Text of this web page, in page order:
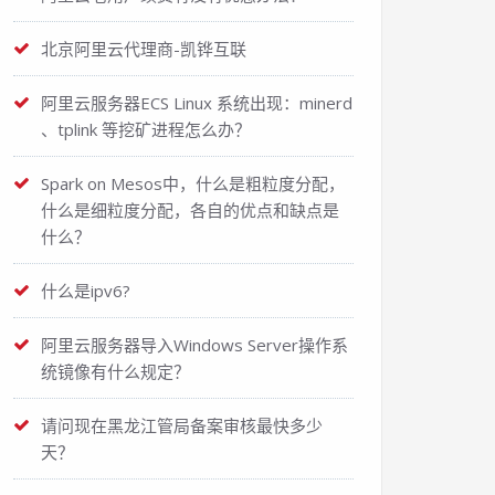
北京阿里云代理商-凯铧互联
阿里云服务器ECS Linux 系统出现：minerd
、tplink 等挖矿进程怎么办？
Spark on Mesos中，什么是粗粒度分配，
什么是细粒度分配，各自的优点和缺点是
什么？
什么是ipv6?
阿里云服务器导入Windows Server操作系
统镜像有什么规定？
请问现在黑龙江管局备案审核最快多少
天？